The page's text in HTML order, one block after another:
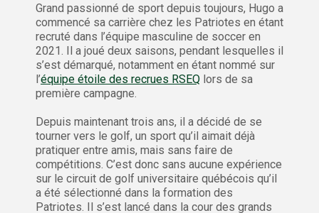
Grand passionné de sport depuis toujours, Hugo a
commencé sa carrière chez les Patriotes en étant
recruté dans l’équipe masculine de soccer en
2021. Il a joué deux saisons, pendant lesquelles il
s’est démarqué, notamment en étant nommé sur
l’équipe étoile des recrues RSEQ lors de sa
première campagne.
Depuis maintenant trois ans, il a décidé de se
tourner vers le golf, un sport qu’il aimait déjà
pratiquer entre amis, mais sans faire de
compétitions. C’est donc sans aucune expérience
sur le circuit de golf universitaire québécois qu’il
a été sélectionné dans la formation des
Patriotes. Il s’est lancé dans la cour des grands